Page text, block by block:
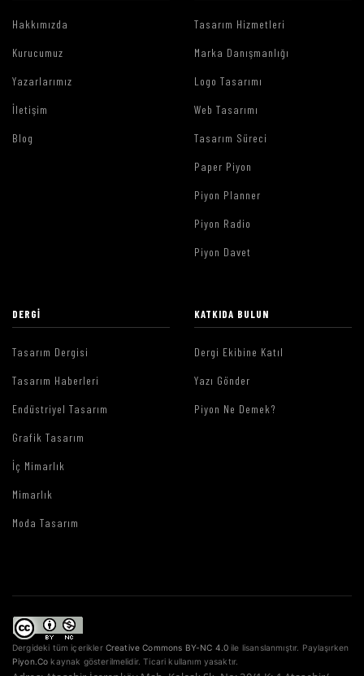
Hakkımızda
Kurucumuz
Yazarlarımız
İletişim
Blog
Tasarım Hizmetleri
Marka Danışmanlığı
Logo Tasarımı
Web Tasarımı
Tasarım Süreci
Paper Piyon
Piyon Planner
Piyon Radio
Piyon Davet
DERGI
Tasarım Dergisi
Tasarım Haberleri
Endüstriyel Tasarım
Grafik Tasarım
İç Mimarlık
Mimarlık
Moda Tasarım
KATKIDA BULUN
Dergi Ekibine Katıl
Yazı Gönder
Piyon Ne Demek?
Dergideki tüm içerikler Creative Commons BY-NC 4.0 ile lisanslanmıştır. Paylaşırken
Piyon.Co kaynak gösterilmelidir. Ticari kullanım yasaktır.